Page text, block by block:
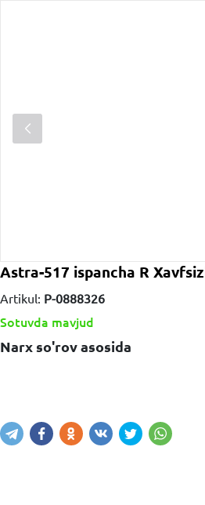
Astra-517 ispancha R
Artikul: P-0888326
Sotuvda mavjud
Narx so'rov asosida